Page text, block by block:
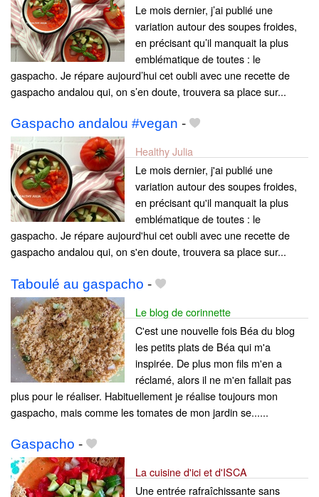
Le mois dernier, j’ai publié une
variation autour des soupes froides,
en précisant qu’il manquait la plus
emblématique de toutes : le
gaspacho. Je répare aujourd’hui cet oubli avec une recette de
gaspacho andalou qui, on s’en doute, trouvera sa place sur...
Gaspacho andalou #vegan -
Healthy Julia
Le mois dernier, j'ai publié une
variation autour des soupes froides,
en précisant qu'il manquait la plus
emblématique de toutes : le
gaspacho. Je répare aujourd'hui cet oubli avec une recette de
gaspacho andalou qui, on s'en doute, trouvera sa place sur...
Taboulé au gaspacho -
Le blog de corinnette
C'est une nouvelle fois Béa du blog
les petits plats de Béa qui m'a
inspirée. De plus mon fils m'en a
réclamé, alors il ne m'en fallait pas
plus pour le réaliser. Habituellement je réalise toujours mon
gaspacho, mais comme les tomates de mon jardin se......
Gaspacho -
La cuisine d'ici et d'ISCA
Une entrée rafraîchissante sans